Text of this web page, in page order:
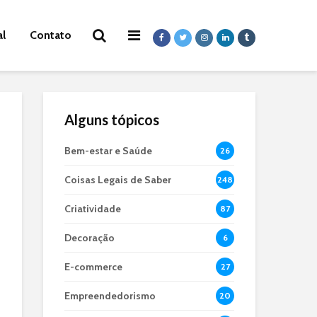
Contato
Alguns tópicos
Bem-estar e Saúde 26
Coisas Legais de Saber 248
Criatividade 87
Decoração 6
E-commerce 27
Empreendedorismo 20